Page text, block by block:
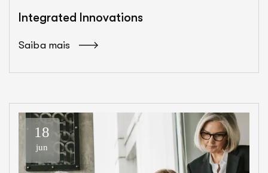
Integrated Innovations
Saiba mais
18
jun